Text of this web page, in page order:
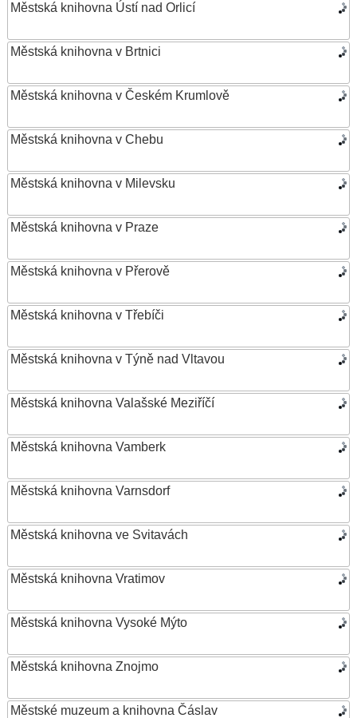
Městská knihovna Ústí nad Orlicí
Městská knihovna v Brtnici
Městská knihovna v Českém Krumlově
Městská knihovna v Chebu
Městská knihovna v Milevsku
Městská knihovna v Praze
Městská knihovna v Přerově
Městská knihovna v Třebíči
Městská knihovna v Týně nad Vltavou
Městská knihovna Valašské Meziříčí
Městská knihovna Vamberk
Městská knihovna Varnsdorf
Městská knihovna ve Svitavách
Městská knihovna Vratimov
Městská knihovna Vysoké Mýto
Městská knihovna Znojmo
Městské muzeum a knihovna Čáslav